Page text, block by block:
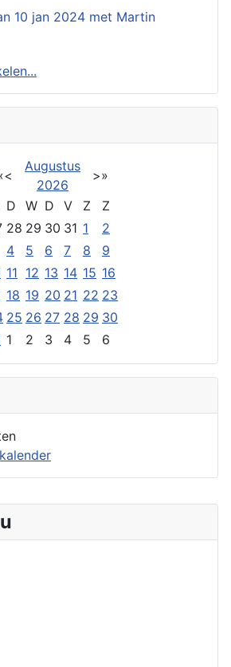
10 jan 2024 met Martin
<
Augustus
2026
>»
D W D V Z
Z
28 29 30 31 1
2
4 5 6 7 8
9
11 12 13 14 15 16
18 19 20 21 22 23
25 26 27 28 29 30
1 2 3 4 5 6